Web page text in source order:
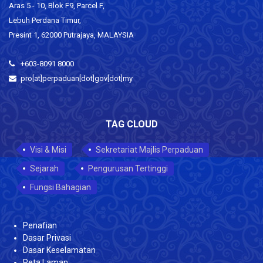
Aras 5 - 10, Blok F9, Parcel F,
Lebuh Perdana Timur,
Presint 1, 62000 Putrajaya, MALAYSIA
+603-8091 8000
pro[at]perpaduan[dot]gov[dot]my
TAG CLOUD
Visi & Misi
Sekretariat Majlis Perpaduan
Sejarah
Pengurusan Tertinggi
Fungsi Bahagian
Penafian
Dasar Privasi
Dasar Keselamatan